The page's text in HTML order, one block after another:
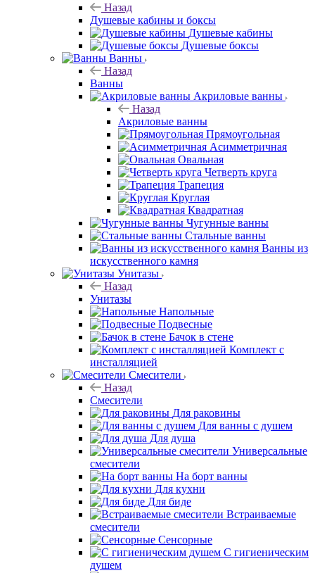
Назад
Душевые кабины и боксы
Душевые кабины
Душевые боксы
Ванны
Назад
Ванны
Акриловые ванны
Назад
Акриловые ванны
Прямоугольная
Асимметричная
Овальная
Четверть круга
Трапеция
Круглая
Квадратная
Чугунные ванны
Стальные ванны
Ванны из
искусственного камня
Унитазы
Назад
Унитазы
Напольные
Подвесные
Бачок в стене
Комплект с
инсталляцией
Смесители
Назад
Смесители
Для раковины
Для ванны с душем
Для душа
Универсальные
смесители
На борт ванны
Для кухни
Для биде
Встраиваемые
смесители
Сенсорные
С гигиеническим
душем